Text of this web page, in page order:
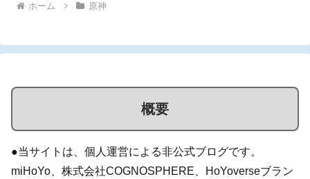
ホーム 原神
概要
●当サイトは、個人運営による非公式ブログです。
miHoYo、株式会社COGNOSPHERE、HoYoverseブラン